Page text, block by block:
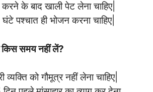
के बाद खाली पेट लेना चाहिए|
पश्चात ही भोजन करना चाहिए|
समय नहीं लें?
व्यक्ति को गौमूत्र नहीं लेना चाहिए|